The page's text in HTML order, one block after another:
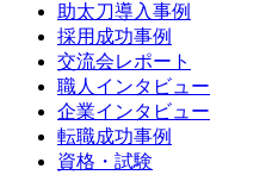
助太刀導入事例
採用成功事例
交流会レポート
職人インタビュー
企業インタビュー
転職成功事例
資格・試験